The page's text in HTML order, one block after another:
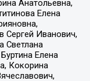
Анатольевна,
Елена
Сергей Иванович,
Светлана
Елена
Кокорина